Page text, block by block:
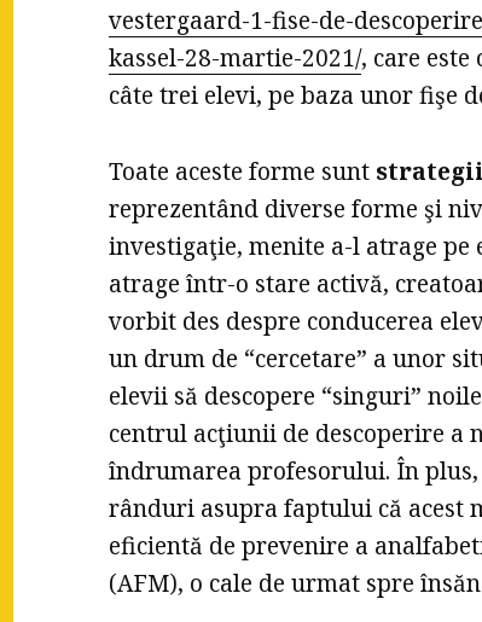
vestergaard-1-fise-de-
kassel-28-martie-2021/, care
câte trei elevi, pe baza unor fişe
Toate aceste forme sunt
reprezentând diverse forme şi
investigaţie, menite a-l atrage
atrage într-o stare activă,
vorbit des despre conducerea
un drum de “cercetare” a unor
elevii să descopere “singuri”
centrul acţiunii de descoperire a
îndrumarea profesorului. În
rânduri asupra faptului că acest
eficientă de prevenire a
(AFM), o cale de urmat spre